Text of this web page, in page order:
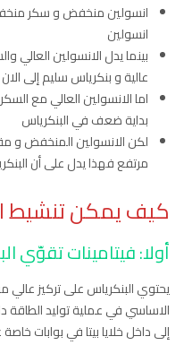
انسولين منخفض و سكر
انسولين
بينما يدل الانسولين
عالية و بنكرياس سليم إلى الان
اما الانسولين العالي مع
بداية ضعف في البنكرياس
لكن الانسولين المنخفض و
مرتفع فهذا يدل على أن
كيف يمكن تنشيط
أولا: فيتامينات تقوّي
إلى داخل خلايا بيتا في بوابات